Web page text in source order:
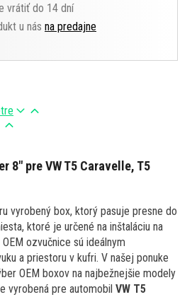
vrátiť do 14 dní
u nás na predajne
8" pre VW T5 Caravelle, T5
vyrobený box, ktorý pasuje presne do
ktoré je určené na inštaláciu na
ozvučnice sú ideálnym
a priestoru v kufri. V našej ponuke
OEM boxov na najbežnejšie modely
vyrobená pre automobil VW T5